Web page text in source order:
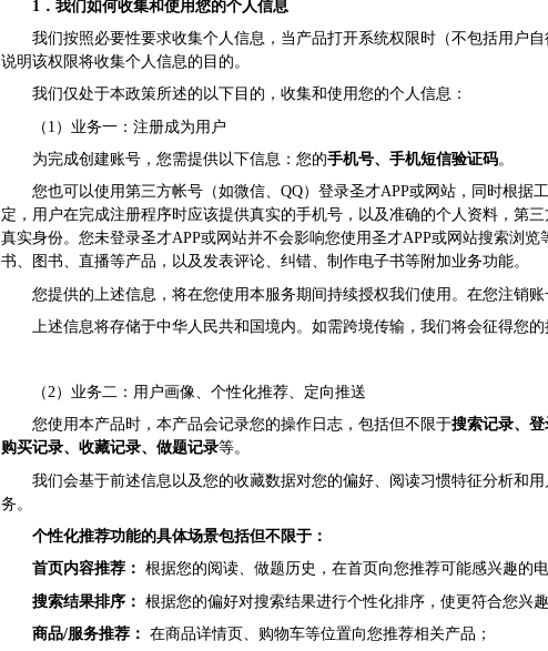
1．我们如何收集和使用您的个人信息
我们按照必要性要求收集个人信息，当产品打开系统权限时（不包括用户
说明该权限将收集个人信息的目的。
我们仅处于本政策所述的以下目的，收集和使用您的个人信息：
（1）业务一：注册成为用户
为完成创建账号，您需提供以下信息：您的手机号、手机短信验证码。
您也可以使用第三方帐号（如微信、QQ）登录圣才APP或网站，同时根据
定，用户在完成注册程序时应该提供真实的手机号，以及准确的个人资料，第
真实身份。您未登录圣才APP或网站并不会影响您使用圣才APP或网站搜索浏
书、图书、直播等产品，以及发表评论、纠错、制作电子书等附加业务功能。
您提供的上述信息，将在您使用本服务期间持续授权我们使用。在您注销
上述信息将存储于中华人民共和国境内。如需跨境传输，我们将会征得您的
（2）业务二：用户画像、个性化推荐、定向推送
您使用本产品时，本产品会记录您的操作日志，包括但不限于搜索记录、登
购买记录、收藏记录、做题记录等。
我们会基于前述信息以及您的收藏数据对您的偏好、阅读习惯特征分析和
务。
个性化推荐功能的具体场景包括但不限于：
首页内容推荐： 根据您的阅读、做题历史，在首页向您推荐可能感兴趣的
搜索结果排序： 根据您的偏好对搜索结果进行个性化排序，使更符合您兴
商品/服务推荐： 在商品详情页、购物车等位置向您推荐相关产品；